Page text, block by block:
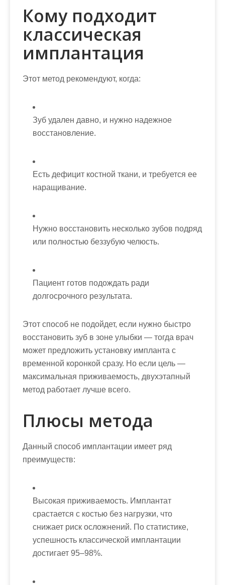
Кому подходит
классическая
имплантация
Этот метод рекомендуют, когда:
Зуб удален давно, и нужно надежное
восстановление.
Есть дефицит костной ткани, и требуется ее
наращивание.
Нужно восстановить несколько зубов подряд
или полностью беззубую челюсть.
Пациент готов подождать ради
долгосрочного результата.
Этот способ не подойдет, если нужно быстро
восстановить зуб в зоне улыбки — тогда врач
может предложить установку импланта с
временной коронкой сразу. Но если цель —
максимальная приживаемость, двухэтапный
метод работает лучше всего.
Плюсы метода
Данный способ имплантации имеет ряд
преимуществ:
Высокая приживаемость. Имплантат
срастается с костью без нагрузки, что
снижает риск осложнений. По статистике,
успешность классической имплантации
достигает 95–98%.